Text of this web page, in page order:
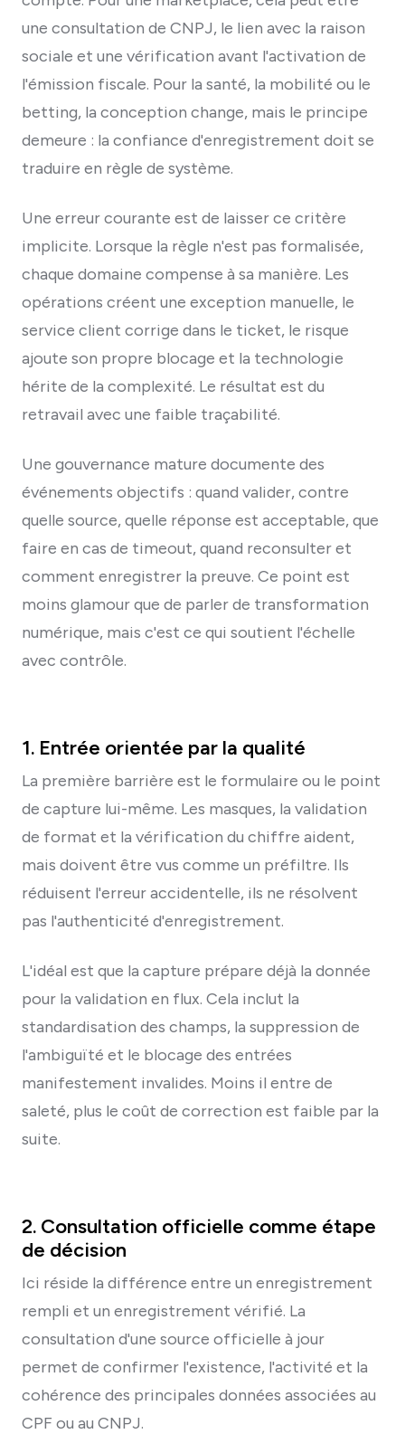
une consultation de CNPJ, le lien avec la raison
sociale et une vérification avant l'activation de
l'émission fiscale. Pour la santé, la mobilité ou le
betting, la conception change, mais le principe
demeure : la confiance d'enregistrement doit se
traduire en règle de système.
Une erreur courante est de laisser ce critère
implicite. Lorsque la règle n'est pas formalisée,
chaque domaine compense à sa manière. Les
opérations créent une exception manuelle, le
service client corrige dans le ticket, le risque
ajoute son propre blocage et la technologie
hérite de la complexité. Le résultat est du
retravail avec une faible traçabilité.
Une gouvernance mature documente des
événements objectifs : quand valider, contre
quelle source, quelle réponse est acceptable, que
faire en cas de timeout, quand reconsulter et
comment enregistrer la preuve. Ce point est
moins glamour que de parler de transformation
numérique, mais c'est ce qui soutient l'échelle
avec contrôle.
1. Entrée orientée par la qualité
La première barrière est le formulaire ou le point
de capture lui-même. Les masques, la validation
de format et la vérification du chiffre aident,
mais doivent être vus comme un préfiltre. Ils
réduisent l'erreur accidentelle, ils ne résolvent
pas l'authenticité d'enregistrement.
L'idéal est que la capture prépare déjà la donnée
pour la validation en flux. Cela inclut la
standardisation des champs, la suppression de
l'ambiguïté et le blocage des entrées
manifestement invalides. Moins il entre de
saleté, plus le coût de correction est faible par la
suite.
2. Consultation officielle comme étape
de décision
Ici réside la différence entre un enregistrement
rempli et un enregistrement vérifié. La
consultation d'une source officielle à jour
permet de confirmer l'existence, l'activité et la
cohérence des principales données associées au
CPF ou au CNPJ.